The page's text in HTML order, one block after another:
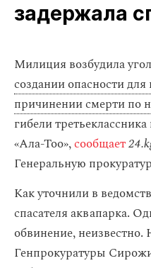
задержала
Милиция возбудила
создании опасности для
причинении смерти по
гибели
«Ала-Тоо»,сообщает
Генеральную
Как уточнили в
спасателя аквапарка.
обвинение,
Генпрокуратуры